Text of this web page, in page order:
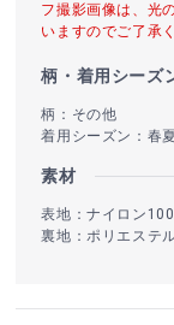
フ撮影画像は、光
いますのでご了承
柄・着用シーズ
柄：その他
着用シーズン：春夏
素材
表地：ナイロン
裏地：ポリエステ